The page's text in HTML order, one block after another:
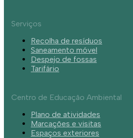
Serviços
Recolha de resíduos
Saneamento móvel
Despejo de fossas
Tarifário
Centro de Educação Ambiental
Plano de atividades
Marcações e visitas
Espaços exteriores